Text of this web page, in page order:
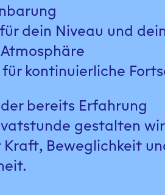
dein Niveau und
kontinuierliche
bereits Erfahrung
gestalten
Kraft, Beweglichkeit